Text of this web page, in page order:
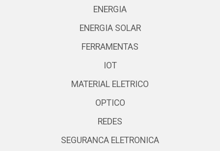
ENERGIA
ENERGIA SOLAR
FERRAMENTAS
IOT
MATERIAL ELETRICO
OPTICO
REDES
SEGURANCA ELETRONICA